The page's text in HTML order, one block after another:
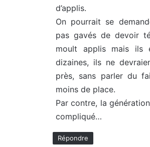
d’applis.
On pourrait se
pas gavés de devoir
moult applis mais ils
dizaines, ils ne
près, sans parler du
moins de place.
Par contre, la
compliqué…
Répondre